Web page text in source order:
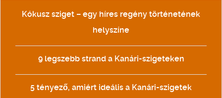
Kókusz sziget – egy híres regény történetének
helyszíne
9 legszebb strand a Kanári-szigeteken
5 tényező, amiért ideális a Kanári-szigetek